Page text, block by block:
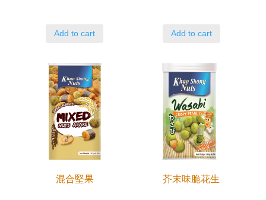
Add to cart Add to cart
混合堅果 芥末味脆花生